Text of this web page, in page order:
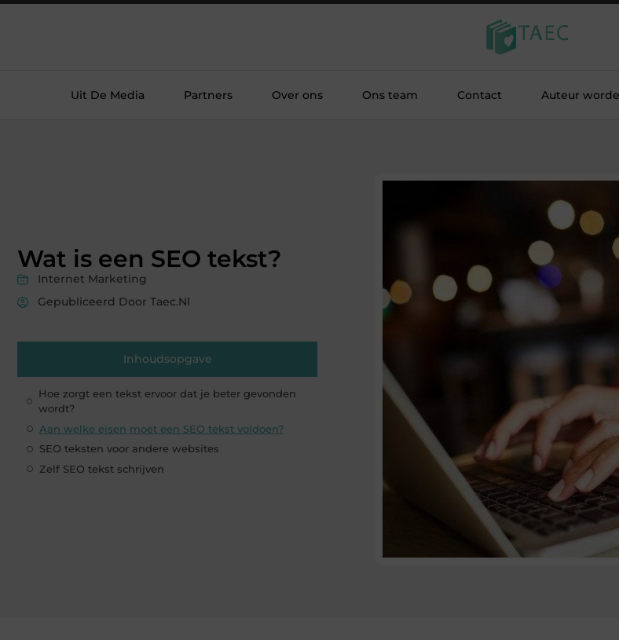
Uit De Media Partners Over ons Ons team Contact Auteur
Wat is een SEO tekst?
Internet Marketing
Gepubliceerd Door Taec.nl
Inhoudsopgave
Hoe zorgt een tekst ervoor dat je beter gevonden
wordt?
Aan welke eisen moet een SEO tekst voldoen?
SEO teksten voor andere websites
Zelf SEO tekst schrijven